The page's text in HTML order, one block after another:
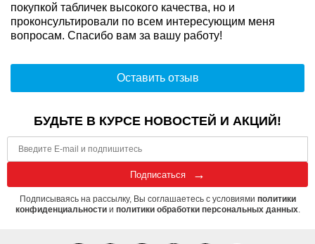
покупкой табличек высокого качества, но и
проконсультировали по всем интересующим меня
вопросам. Спасибо вам за вашу работу!
Оставить отзыв
БУДЬТЕ В КУРСЕ НОВОСТЕЙ И АКЦИЙ!
Подписаться
Подписываясь на рассылку, Вы соглашаетесь с условиями политики
конфиденциальностии политики обработки персональных данных.